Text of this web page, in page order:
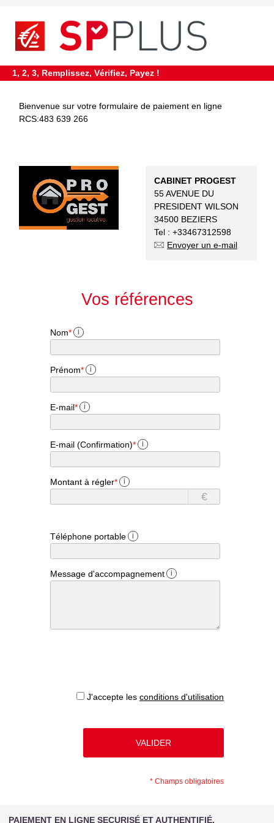
1, 2, 3, Remplissez, Vérifiez, Payez !
Bienvenue sur votre formulaire de paiement en ligne
RCS:483 639 266
CABINET PROGEST
55 AVENUE DU
PRESIDENT WILSON
34500 BEZIERS
Tel : +33467312598
Envoyer un e-mail
Vos références
Nom* i
Prénom* i
E-mail* i
E-mail (Confirmation)* i
Montant à régler* i
€
Téléphone portable i
Message d'accompagnement i
J'accepte les conditions d'utilisation
* Champs obligatoires
PAIEMENT EN LIGNE SECURISÉ ET AUTHENTIFIÉ.